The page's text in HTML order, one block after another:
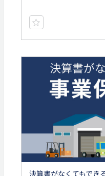
決算書がなくてもでき